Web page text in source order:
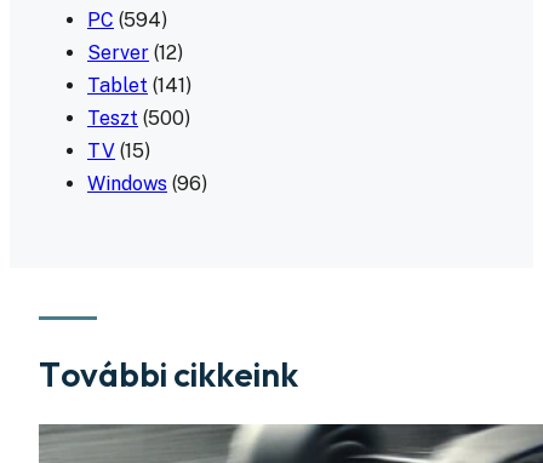
PC (594)
Server (12)
Tablet (141)
Teszt (500)
TV (15)
Windows (96)
További cikkeink